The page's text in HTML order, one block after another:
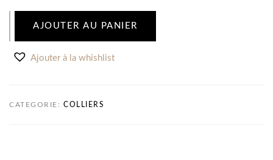
AJOUTER AU PANIER
Ajouter à la whishlist
CATEGORIE: COLLIERS